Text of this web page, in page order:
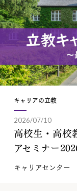
キャリアの立教
2026/07/10
高校生・高校
アセミナー
キャリアセンター